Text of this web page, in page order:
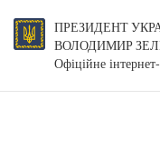
ПРЕЗИДЕНТ
ВОЛОДИМИР
Офіційне